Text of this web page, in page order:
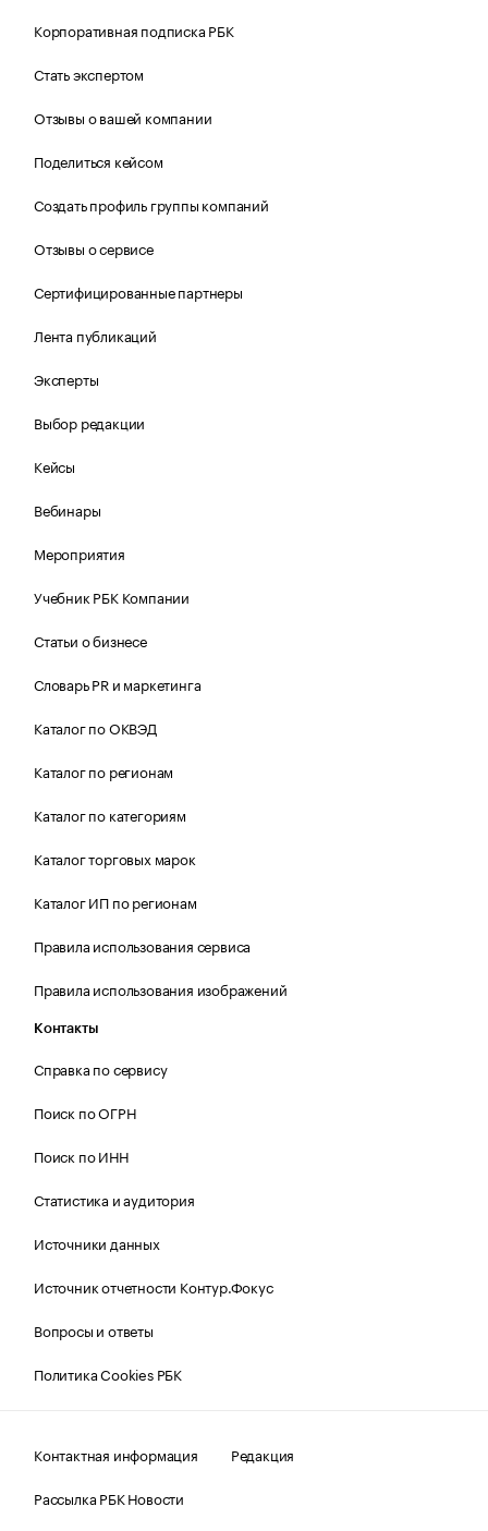
Корпоративная подписка РБК
Стать экспертом
Отзывы о вашей компании
Поделиться кейсом
Создать профиль группы компаний
Отзывы о сервисе
Сертифицированные партнеры
Лента публикаций
Эксперты
Выбор редакции
Кейсы
Вебинары
Мероприятия
Учебник РБК Компании
Статьи о бизнесе
Словарь PR и маркетинга
Каталог по ОКВЭД
Каталог по регионам
Каталог по категориям
Каталог торговых марок
Каталог ИП по регионам
Правила использования сервиса
Правила использования изображений
Контакты
Справка по сервису
Поиск по ОГРН
Поиск по ИНН
Статистика и аудитория
Источники данных
Источник отчетности Контур.Фокус
Вопросы и ответы
Политика Cookies РБК
Контактная информация
Редакция
Рассылка РБК Новости